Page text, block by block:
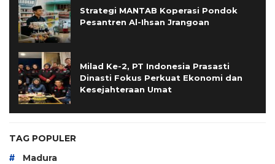
Strategi MANTAB Koperasi Pondok
Pesantren Al-Ihsan Jrangoan
Milad Ke-2, PT Indonesia Prasasti
Dinasti Fokus Perkuat Ekonomi dan
Kesejahteraan Umat
TAG POPULER
# Madura